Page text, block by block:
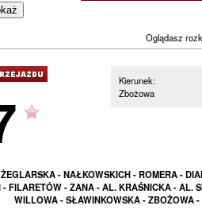
Oglądasz
Kierunek:
Zbożowa
- NAŁKOWSKICH - ROMERA -
FILARETÓW - ZANA - AL. KRAŚNICKA - AL.
WILLOWA - SŁAWINKOWSKA - ZBOŻOWA